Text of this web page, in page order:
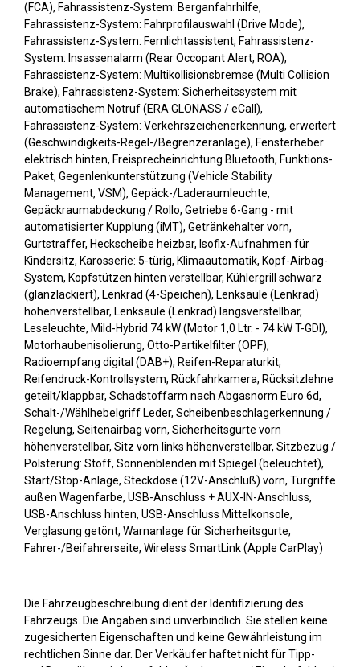
(FCA), Fahrassistenz-System: Berganfahrhilfe,
Fahrassistenz-System: Fahrprofilauswahl (Drive Mode),
Fahrassistenz-System: Fernlichtassistent, Fahrassistenz-
System: Insassenalarm (Rear Occopant Alert, ROA),
Fahrassistenz-System: Multikollisionsbremse (Multi Collision
Brake), Fahrassistenz-System: Sicherheitssystem mit
automatischem Notruf (ERA GLONASS / eCall),
Fahrassistenz-System: Verkehrszeichenerkennung, erweitert
(Geschwindigkeits-Regel-/Begrenzeranlage), Fensterheber
elektrisch hinten, Freisprecheinrichtung Bluetooth, Funktions-
Paket, Gegenlenkunterstützung (Vehicle Stability
Management, VSM), Gepäck-/Laderaumleuchte,
Gepäckraumabdeckung / Rollo, Getriebe 6-Gang - mit
automatisierter Kupplung (iMT), Getränkehalter vorn,
Gurtstraffer, Heckscheibe heizbar, Isofix-Aufnahmen für
Kindersitz, Karosserie: 5-türig, Klimaautomatik, Kopf-Airbag-
System, Kopfstützen hinten verstellbar, Kühlergrill schwarz
(glanzlackiert), Lenkrad (4-Speichen), Lenksäule (Lenkrad)
höhenverstellbar, Lenksäule (Lenkrad) längsverstellbar,
Leseleuchte, Mild-Hybrid 74 kW (Motor 1,0 Ltr. - 74 kW T-GDI),
Motorhaubenisolierung, Otto-Partikelfilter (OPF),
Radioempfang digital (DAB+), Reifen-Reparaturkit,
Reifendruck-Kontrollsystem, Rückfahrkamera, Rücksitzlehne
geteilt/klappbar, Schadstoffarm nach Abgasnorm Euro 6d,
Schalt-/Wählhebelgriff Leder, Scheibenbeschlagerkennung /
Regelung, Seitenairbag vorn, Sicherheitsgurte vorn
höhenverstellbar, Sitz vorn links höhenverstellbar, Sitzbezug /
Polsterung: Stoff, Sonnenblenden mit Spiegel (beleuchtet),
Start/Stop-Anlage, Steckdose (12V-Anschluß) vorn, Türgriffe
außen Wagenfarbe, USB-Anschluss + AUX-IN-Anschluss,
USB-Anschluss hinten, USB-Anschluss Mittelkonsole,
Verglasung getönt, Warnanlage für Sicherheitsgurte,
Fahrer-/Beifahrerseite, Wireless SmartLink (Apple CarPlay)
Die Fahrzeugbeschreibung dient der Identifizierung des
Fahrzeugs. Die Angaben sind unverbindlich. Sie stellen keine
zugesicherten Eigenschaften und keine Gewährleistung im
rechtlichen Sinne dar. Der Verkäufer haftet nicht für Tipp-